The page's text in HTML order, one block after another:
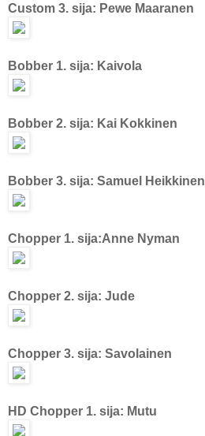
Custom 3. sija: Pewe Maaranen
Bobber 1. sija: Kaivola
Bobber 2. sija: Kai Kokkinen
Bobber 3. sija: Samuel Heikkinen
Chopper 1. sija:Anne Nyman
Chopper 2. sija: Jude
Chopper 3. sija: Savolainen
HD Chopper 1. sija: Mutu